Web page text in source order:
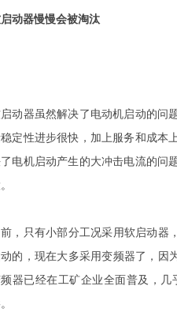
动器慢慢会被淘汰
动器虽然解决了电动机启动的问
定性进步很快，加上服务和成本
电机启动产生的大冲击电流的问
前，只有小部分工况采用软启动器
动的，现在大多采用变频器了，因
器已经在工矿企业全面普及，